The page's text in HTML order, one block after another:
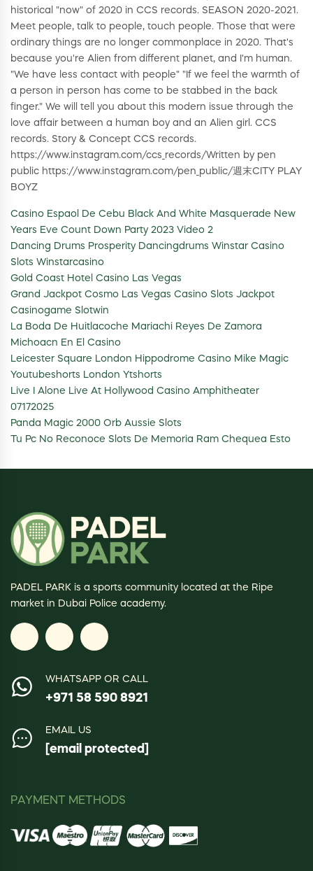
historical "now" of 2020 in CCS records. SEASON 2020-2021.
Meet people, talk to people, touch people. Those that were
ordinary things are no longer commonplace in 2020. That's
because you're Alien from different planet, and I'm human.
"We have less contact with people" "If we feel the warmth of
a person in person has come to be stabbed in the back
finger." We will tell you about this modern issue through the
love affair between a human boy and an Alien girl. CCS
records. Story & Concept CCS records.
https://www.instagram.com/ccs_records/​ Written by pen
public https://www.instagram.com/pen_public/​ 週末CITY PLAY
BOYZ
Casino Espaol De Cebu Black And White Masquerade New
Years Eve Count Down Party 2023 Video 2
Dancing Drums Prosperity Dancingdrums Winstar Casino
Slots Winstarcasino
Gold Coast Hotel Casino Las Vegas
Grand Jackpot Cosmo Las Vegas Casino Slots Jackpot
Casinogame Slotwin
La Boda De Huitlacoche Mariachi Reyes De Zamora
Michoacn En El Casino
Leicester Square London Hippodrome Casino Mike Magic
Youtubeshorts London Ytshorts
Live I Alone Live At Hollywood Casino Amphitheater
07172025
Panda Magic 2000 Orb Aussie Slots
Tu Pc No Reconoce Slots De Memoria Ram Chequea Esto
PADEL PARK is a sports community located at the Ripe
market in Dubai Police academy.
WHATSAPP OR CALL
+971 58 590 8921
EMAIL US
[email protected]
PAYMENT METHODS